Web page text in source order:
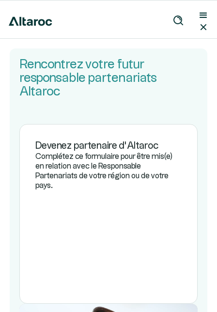
Rencontrez votre futur
responsable partenariats
Altaroc
Devenez partenaire d’Altaroc
Complétez ce formulaire pour être mis(e)
en relation avec le Responsable
Partenariats de votre région ou de votre
pays.